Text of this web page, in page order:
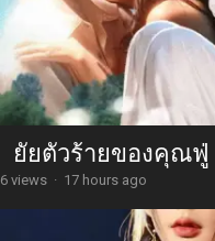
ยัยตัวร้ายของคุณฟู่
6 views · 17 hours ago